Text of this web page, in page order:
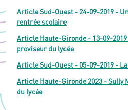
Article Sud-Ouest - 24-09-2019 -
rentrée scolaire
Article Haute-Gironde - 13-09-
proviseur du lycée
Article Sud-Ouest - 05-09-2019 -
Article Haute-Gironde 2023 - Sully
du lycée